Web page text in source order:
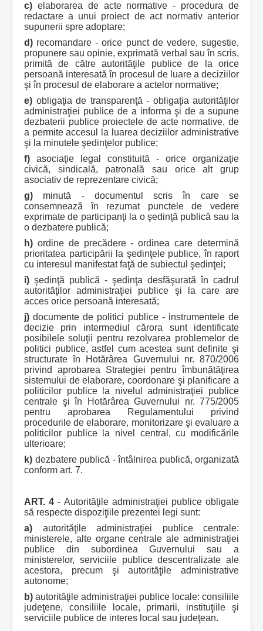
c) elaborarea de acte normative - procedura de
redactare a unui proiect de act normativ anterior
supunerii spre adoptare;
d) recomandare - orice punct de vedere, sugestie,
propunere sau opinie, exprimată verbal sau în scris,
primită de către autorităţile publice de la orice
persoană interesată în procesul de luare a deciziilor
şi în procesul de elaborare a actelor normative;
e) obligaţia de transparenţă - obligaţia autorităţilor
administraţiei publice de a informa şi de a supune
dezbaterii publice proiectele de acte normative, de
a permite accesul la luarea deciziilor administrative
şi la minutele şedinţelor publice;
f) asociaţie legal constituită - orice organizaţie
civică, sindicală, patronală sau orice alt grup
asociativ de reprezentare civică;
g) minută - documentul scris în care se
consemnează în rezumat punctele de vedere
exprimate de participanţi la o şedinţă publică sau la
o dezbatere publică;
h) ordine de precădere - ordinea care determină
prioritatea participării la şedinţele publice, în raport
cu interesul manifestat faţă de subiectul şedinţei;
i) şedinţă publică - şedinţa desfăşurată în cadrul
autorităţilor administraţiei publice şi la care are
acces orice persoană interesată;
j) documente de politici publice - instrumentele de
decizie prin intermediul cărora sunt identificate
posibilele soluţii pentru rezolvarea problemelor de
politici publice, astfel cum acestea sunt definite şi
structurate în Hotărârea Guvernului nr. 870/2006
privind aprobarea Strategiei pentru îmbunătăţirea
sistemului de elaborare, coordonare şi planificare a
politicilor publice la nivelul administraţiei publice
centrale şi în Hotărârea Guvernului nr. 775/2005
pentru aprobarea Regulamentului privind
procedurile de elaborare, monitorizare şi evaluare a
politicilor publice la nivel central, cu modificările
ulterioare;
k) dezbatere publică - întâlnirea publică, organizată
conform art. 7.
ART. 4 - Autorităţile administraţiei publice obligate
să respecte dispoziţiile prezentei legi sunt:
a) autorităţile administraţiei publice centrale:
ministerele, alte organe centrale ale administraţiei
publice din subordinea Guvernului sau a
ministerelor, serviciile publice descentralizate ale
acestora, precum şi autorităţile administrative
autonome;
b) autorităţile administraţiei publice locale: consiliile
judeţene, consiliile locale, primarii, instituţiile şi
serviciile publice de interes local sau judeţean.